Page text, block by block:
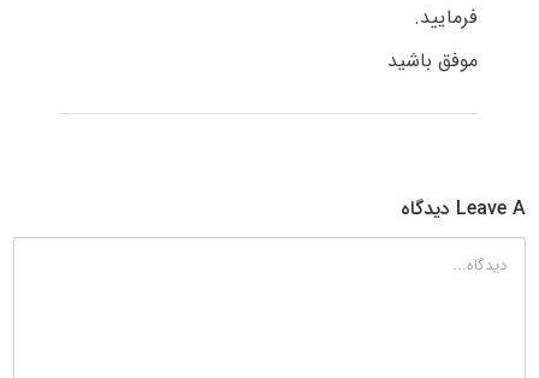
فرمایید.
موفق باشید
Leave A دیدگاه
دیدگاه